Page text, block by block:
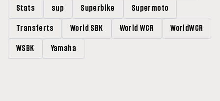
Stats sup Superbike Supermoto
Transferts World SBK World WCR WorldWCR
WSBK Yamaha